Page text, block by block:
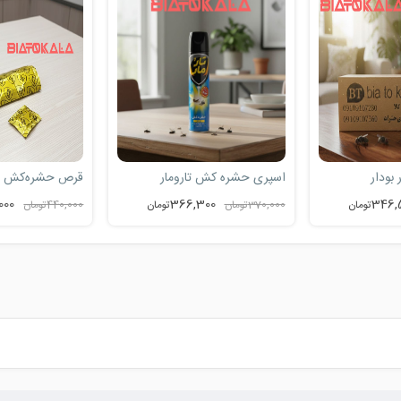
تومان
قرص حشره‌کش تارومار
440,000تومان 440,000تومان
دستگاه کشنده
ترکیب قوی و قرص
590,000تومان